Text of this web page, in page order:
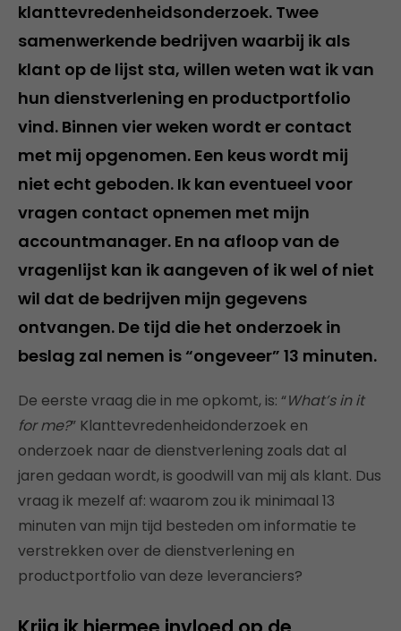
klanttevredenheidsonderzoek. Twee
samenwerkende bedrijven waarbij ik als
klant op de lijst sta, willen weten wat ik van
hun dienstverlening en productportfolio
vind. Binnen vier weken wordt er contact
met mij opgenomen. Een keus wordt mij
niet echt geboden. Ik kan eventueel voor
vragen contact opnemen met mijn
accountmanager. En na afloop van de
vragenlijst kan ik aangeven of ik wel of niet
wil dat de bedrijven mijn gegevens
ontvangen. De tijd die het onderzoek in
beslag zal nemen is “ongeveer” 13 minuten.
De eerste vraag die in me opkomt, is: “What’s in it
for me?” Klanttevredenheidonderzoek en
onderzoek naar de dienstverlening zoals dat al
jaren gedaan wordt, is goodwill van mij als klant. Dus
vraag ik mezelf af: waarom zou ik minimaal 13
minuten van mijn tijd besteden om informatie te
verstrekken over de dienstverlening en
productportfolio van deze leveranciers?